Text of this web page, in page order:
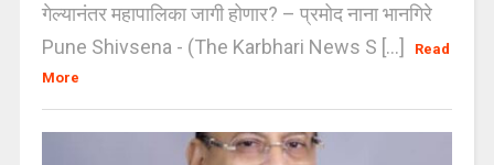
गेल्यानंतर महापालिका जागी होणार? – प्रमोद नाना भानगिरे
Pune Shivsena - (The Karbhari News S [...]
Read
More